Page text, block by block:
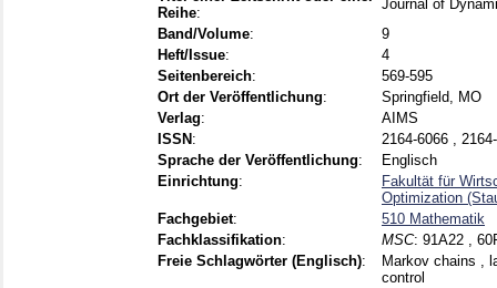
Reihe:
Journal of
Band/Volume:
9
Heft/Issue:
4
Seitenbereich:
569-595
Ort der Veröffentlichung:
Springfield, MO
Verlag:
AIMS
ISSN :
2164-6066 ,
Sprache der Veröffentlichung:
Englisch
Einrichtung:
Fakultät für
Optimization
Fachgebiet:
510 Mathematik
Fachklassifikation: MSC: 91A22 ,
Freie Schlagwörter (Englisch):
Markov chains ,
control